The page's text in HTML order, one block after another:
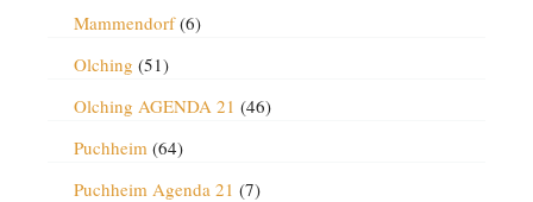
Mammendorf(6)
Olching (51)
Olching AGENDA 21 (46)
Puchheim(64)
Puchheim Agenda 21 (7)